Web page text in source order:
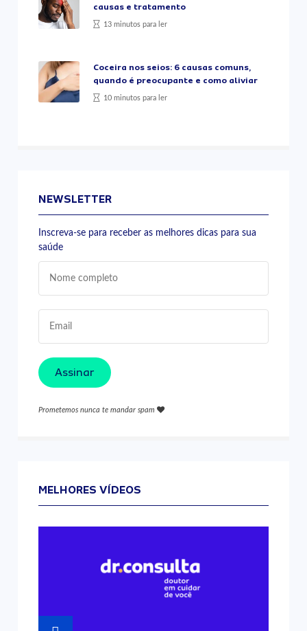
causas e tratamento
13 minutos para ler
Coceira nos seios: 6 causas comuns,
quando é preocupante e como aliviar
10 minutos para ler
NEWSLETTER
Inscreva-se para receber as melhores dicas para sua
saúde
Assinar
Prometemos nunca te mandar spam
MELHORES VÍDEOS